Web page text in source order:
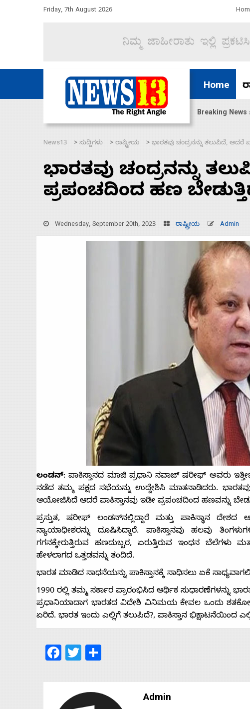
Friday, 7th August 2026
Home
Breaking News
ಮೂಲಕ 60 ಹಡಗುಗಳನ್ನು ಸುರಕ್ಷಿತವಾಗಿ ಸಾಗಿಸಿದೆ ಭಾರತ
Advertise
With
Contact
News13 > ಸುದ್ದಿಗಳು > ರಾಷ್ಟ್ರೀಯ > ಭಾರತವು ಚಂದ್ರನನ್ನು ತಲುಪಿದೆ,
ಭಾರತವು ಚಂದ್ರನನ್ನು
ಪ್ರಪಂಚದಿಂದ ಹಣ
Wednesday, September 20th, 2023 ರಾಷ್ಟ್ರೀಯ Admin
ಲಂಡನ್: ಪಾಕಿಸ್ತಾನದ ಮಾಜಿ ಪ್ರಧಾನಿ ನವಾಜ್ ಷರೀಫ್ ಅವರು
ನಡೆದ ತಮ್ಮ ಪಕ್ಷದ ಸಭೆಯನ್ನು ಉದ್ದೇಶಿಸಿ ಮಾತನಾಡಿದರು.
ಆಯೋಜಿಸಿದೆ ಆದರೆ ಪಾಕಿಸ್ತಾನವು ಇಡೀ ಪ್ರಪಂಚದಿಂದ ಹಣವನ್ನು
ಪ್ರಸ್ತುತ, ಷರೀಫ್ ಲಂಡನ್‌ನಲ್ಲಿದ್ದಾರೆ ಮತ್ತು ಪಾಕಿಸ್ಥಾನ
ನ್ಯಾಯಾಧೀಶರನ್ನು ದೂಷಿಸಿದ್ದಾರೆ. ಪಾಕಿಸ್ತಾನವು ಹಲವು
ಗಗನಕ್ಕೇರುತ್ತಿರುವ ಹಣದುಬ್ಬರ, ಏರುತ್ತಿರುವ ಇಂಧನ
ಹೇಳಲಾಗದ ಒತ್ತಡವನ್ನು ತಂದಿದೆ.
ಭಾರತ ಮಾಡಿದ ಸಾಧನೆಯನ್ನು ಪಾಕಿಸ್ತಾನಕ್ಕೆ ಸಾಧಿಸಲು ಏಕೆ
1990 ರಲ್ಲಿ ತಮ್ಮ ಸರ್ಕಾರ ಪ್ರಾರಂಭಿಸಿದ ಆರ್ಥಿಕ
ಪ್ರಧಾನಿಯಾದಾಗ ಭಾರತದ ವಿದೇಶಿ ವಿನಿಮಯ ಕೇವಲ ಒಂದು ಶತಕೋಟಿ
ಏರಿದೆ. ಭಾರತ ಇಂದು ಎಲ್ಲಿಗೆ ತಲುಪಿದೆ?, ಪಾಕಿಸ್ತಾನ ಭಿಕ್ಷಾಟನೆಯಿಂದ
Facebook
Twitter
Admin